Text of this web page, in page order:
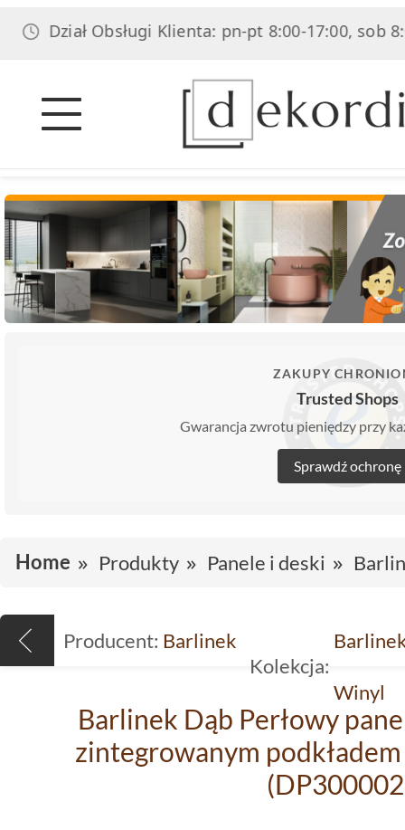
Obsługi Klienta: pn-pt 8:00-17:00, sob 8:00-
ZAKUPY
Trusted Shops
Gwarancja zwrotu pieniędzy przy
Sprawdź ochronę
Home Produkty Panele i deski
Producent: Barlinek
Kolekcja:
Winyl
Barlinek Dąb Perłowy
zintegrowanym